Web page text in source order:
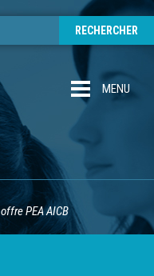
MENU
offre PEA AICB